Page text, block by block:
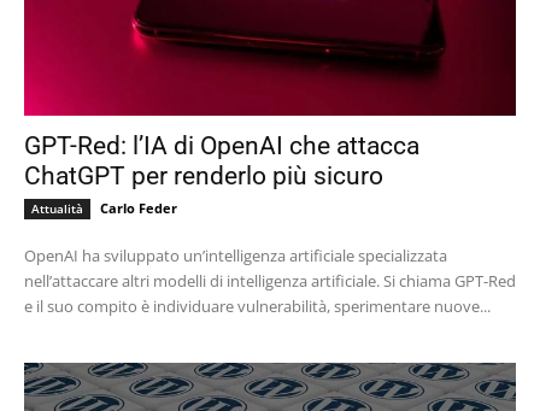
GPT-Red: l’IA di OpenAI che attacca
ChatGPT per renderlo più sicuro
Attualità Carlo Feder
OpenAI ha sviluppato un’intelligenza artificiale specializzata
nell’attaccare altri modelli di intelligenza artificiale. Si chiama GPT-Red
e il suo compito è individuare vulnerabilità, sperimentare nuove...